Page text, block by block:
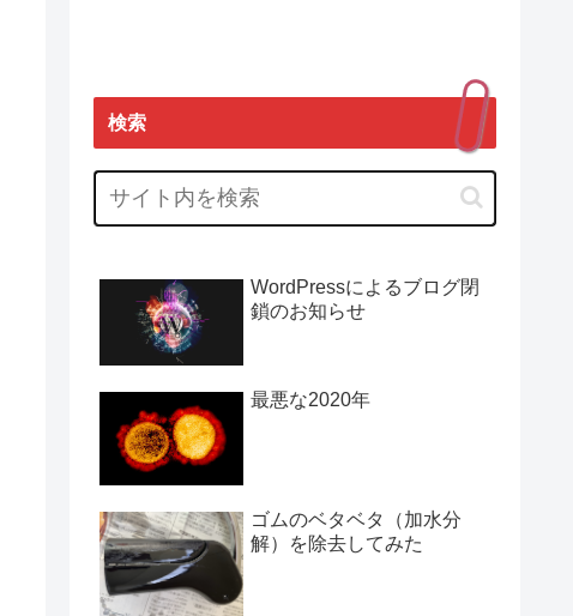
検索
WordPressによるブログ閉
鎖のお知らせ
最悪な2020年
ゴムのベタベタ（加水分
解）を除去してみた